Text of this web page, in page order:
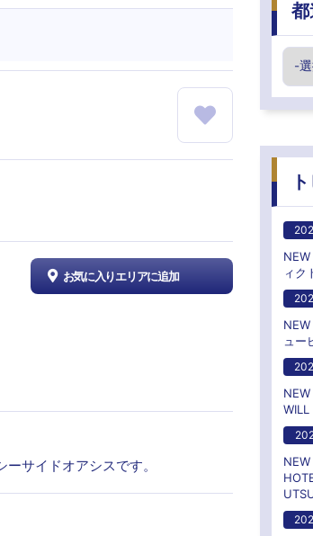
お気に入りエリアに追加
サイドオアシスです。
都
ィク
ュー
WILL